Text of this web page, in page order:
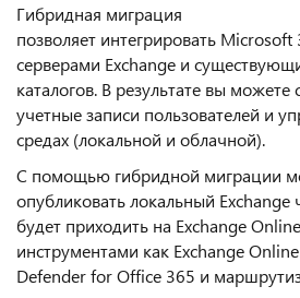
Гибридная миграция
позволяет интегрировать
серверами Exchange и
каталогов. В результате вы можете
учетные записи пользователей и
средах (локальной и облачной).
С помощью гибридной миграции
опубликовать локальный Exchange
будет приходить на Exchange
инструментами как Exchange
Defender for Office 365 и